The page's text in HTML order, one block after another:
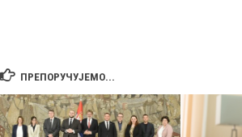
ПРЕПОРУЧУЈЕМО...